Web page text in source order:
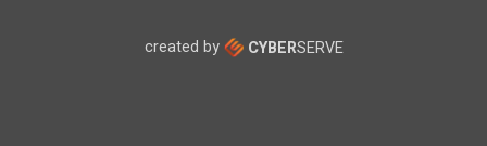
created by CYBERSERVE